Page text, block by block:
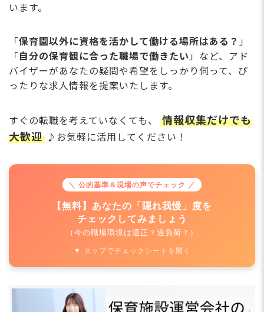
います。
「保育園以外に資格を活かして働ける場所はある？ 」
「 自分の保育観に合った職場で働きたい 」など、アド
バイザーがあなたの疑問や希望をしっかり伺って、ぴ
ったりな求人情報を提案いたします。
すぐの転職を考えていなくても、
情報収集だけでも
大歓迎 ♪お気軽に活用してください！
＼ 公的基準＆現場の声でチェック ／
【無料】あなたの「隠れ我慢」度を
チェックしてみましょう
（今の職場環境は適正？過負荷？）
▼ タップでチェックシートを開く